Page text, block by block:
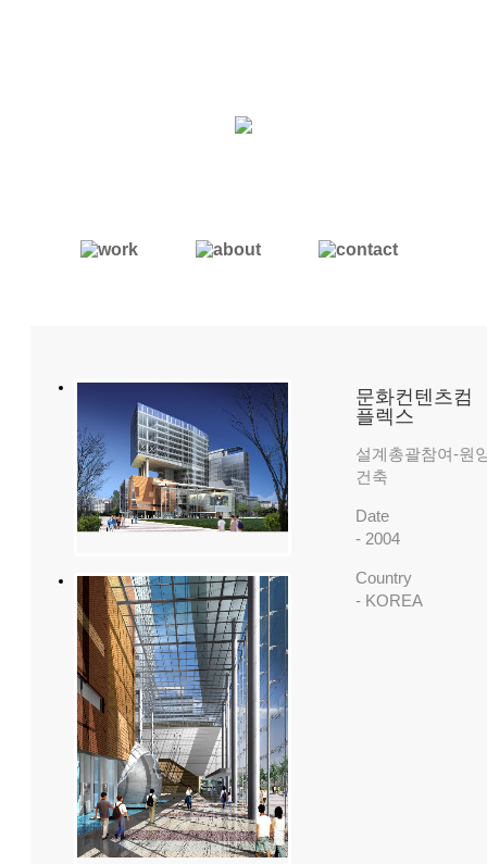
문화컨텐츠컴
플렉스
설계총괄참여-원
건축
Date
- 2004
Country
- KOREA